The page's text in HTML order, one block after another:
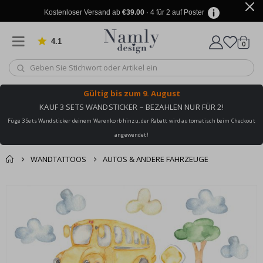
Kostenloser Versand ab €39.00· 4 für 2 auf Poster
4.1 von 1032 Bewertungen
Wagen
0
Gültig bis zum 9. August
KAUF 3 SETS WANDSTICKER – BEZAHLEN NUR FÜR 2!
Füge 3 Sets Wandsticker deinem Warenkorb hinzu, der Rabatt wird automatisch beim Checkout
angewendet!
WANDTATTOOS AUTOS & ANDERE FAHRZEUGE
Sie könnten auch
darunter leiden ✔
Korb
Zur Kasse
Bildgalerie
springen